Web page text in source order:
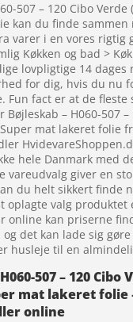
507 – 120 Cibo Verde
kan du finde sammen
varer i en vores rigtig
Køkken og bad >
lovpligtige 14 dages
for dig, hvis du nu
Fun fact er at de fleste
Bøjleskab – H060-507 –
mat lakeret folie
hele Danmark med
vareudvalg giver en
du helt sikkert finde
oplagte valg produktet
online kan priserne
det kan lade sig
husleje til en
507 – 120 Cibo
mat lakeret folie
online